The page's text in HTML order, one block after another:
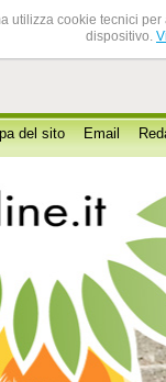
utilizza cookie tecnici
dispositivo.
del sito Email